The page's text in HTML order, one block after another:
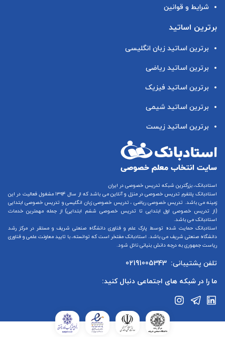
شرایط و قوانین
برترین اساتید
برترین اساتید زبان انگلیسی
برترین اساتید ریاضی
برترین اساتید فیزیک
برترین اساتید شیمی
برترین اساتید زیست
استادبانک، بزرگترین شبکه تدریس خصوصی در ایران
استادبانک پلتفرم تدریس خصوصی در منزل و آنلاین
می باشد که از سال ۱۳۹۴ مشغول فعالیت در این
زمینه می باشد. تدریس خصوصی ریاضی ، تدریس خصوصی زبان انگلیسیو تدریس خصوصی ابتدایی
(از تدریس خصوصی اول ابتدایی تا تدریس خصوصی ششم ابتدایی) از جمله مهمترین خدمات
استادبانک می باشد.
استادبانک حمایت شده توسط پارک علم و فناوری دانشگاه صنعتی شریف و مستقر در مرکز رشد
دانشگاه صنعتی شریف می باشد. استادبانک مفتخر است که توانسته، با تایید معاونت علمی و فناوری
ریاست جمهوری به درجه دانش بنیانی نائل شود.
تلفن پشتیبانی: 02191005343
ما را در شبکه های اجتماعی دنبال کنید: